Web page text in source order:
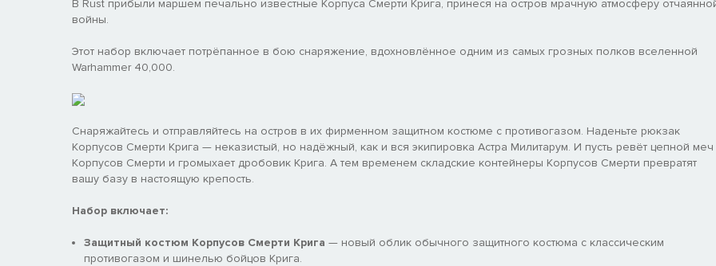
В Rust прибыли маршем печально известные Корпуса Смерти Крига, принеся на остров мрачную атмосферу
войны.
Этот набор включает потрёпанное в бою снаряжение, вдохновлённое одним из самых грозных полков вселенной
Warhammer 40,000.
Снаряжайтесь и отправляйтесь на остров в их фирменном защитном костюме с противогазом. Наденьте рюкзак
Корпусов Смерти Крига — неказистый, но надёжный, как и вся экипировка Астра Милитарум. И пусть ревёт цепной меч
Корпусов Смерти и громыхает дробовик Крига. А тем временем складские контейнеры Корпусов Смерти превратят
вашу базу в настоящую крепость.
Набор включает:
Защитный костюм Корпусов Смерти Крига — новый облик обычного защитного костюма с классическим
противогазом и шинелью бойцов Крига.